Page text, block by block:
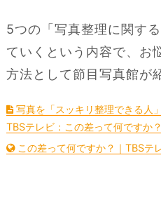
5つの「写真整理に関す
ていくという内容で、お
方法として節目写真館が
写真を「スッキリ整理できる人
TBSテレビ：この差って何ですか？
この差って何ですか？｜TBSテ